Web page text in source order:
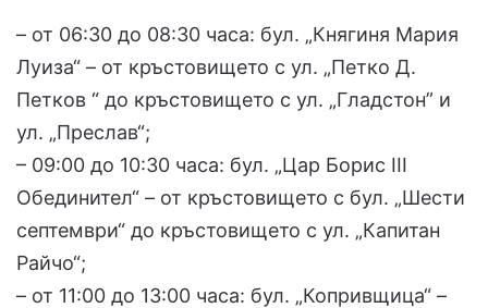
– от 06:30 до 08:30 часа: бул. „Княгиня Мария
Луиза“ – от кръстовището с ул. „Петко Д.
Петков “ до кръстовището с ул. „Гладстон” и
ул. „Преслав“;
– 09:00 до 10:30 часа: бул. „Цар Борис ІІІ
Обединител“ – от кръстовището с бул. „Шести
септември“ до кръстовището с ул. „Капитан
Райчо“;
– от 11:00 до 13:00 часа: бул. „Копривщица“ –